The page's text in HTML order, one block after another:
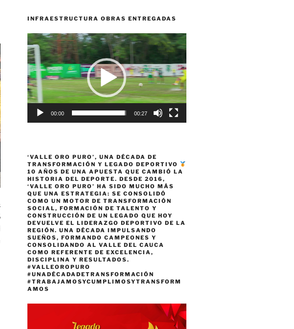
INFRAESTRUCTURA OBRAS ENTREGADAS
Reproductor
de
vídeo
00:00 00:27
‘VALLE ORO PURO’, UNA DÉCADA DE
TRANSFORMACIÓN Y LEGADO DEPORTIVO
10 AÑOS DE UNA APUESTA QUE CAMBIÓ LA
HISTORIA DEL DEPORTE. DESDE 2016,
‘VALLE ORO PURO’ HA SIDO MUCHO MÁS
QUE UNA ESTRATEGIA: SE CONSOLIDÓ
COMO UN MOTOR DE TRANSFORMACIÓN
SOCIAL, FORMACIÓN DE TALENTO Y
CONSTRUCCIÓN DE UN LEGADO QUE HOY
DEVUELVE EL LIDERAZGO DEPORTIVO DE LA
REGIÓN. UNA DÉCADA IMPULSANDO
SUEÑOS, FORMANDO CAMPEONES Y
CONSOLIDANDO AL VALLE DEL CAUCA
COMO REFERENTE DE EXCELENCIA,
DISCIPLINA Y RESULTADOS.
#VALLEOROPURO
#UNADÉCADADETRANSFORMACIÓN
#TRABAJAMOSYCUMPLIMOSYTRANSFORM
AMOS